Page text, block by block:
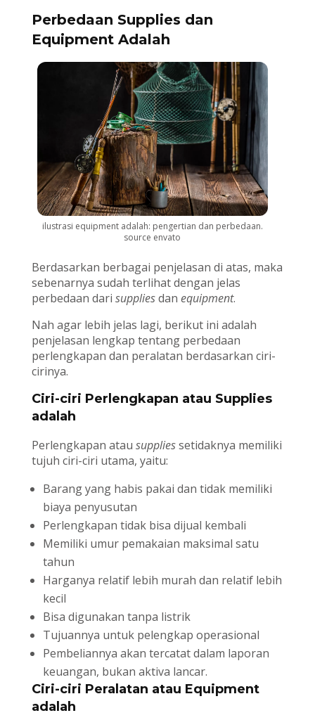
Perbedaan Supplies dan
Equipment Adalah
ilustrasi equipment adalah: pengertian dan perbedaan.
source envato
Berdasarkan berbagai penjelasan di atas, maka
sebenarnya sudah terlihat dengan jelas
perbedaan dari suppliesdan equipment.
Nah agar lebih jelas lagi, berikut ini adalah
penjelasan lengkap tentang perbedaan
perlengkapan dan peralatan berdasarkan ciri-
cirinya.
Ciri-ciri Perlengkapan atau Supplies
adalah
Perlengkapan atau suppliessetidaknya memiliki
tujuh ciri-ciri utama, yaitu:
Barang yang habis pakai dan tidak memiliki
biaya penyusutan
Perlengkapan tidak bisa dijual kembali
Memiliki umur pemakaian maksimal satu
tahun
Harganya relatif lebih murah dan relatif lebih
kecil
Bisa digunakan tanpa listrik
Tujuannya untuk pelengkap operasional
Pembeliannya akan tercatat dalam laporan
keuangan, bukan aktiva lancar.
Ciri-ciri Peralatan atau Equipment
adalah